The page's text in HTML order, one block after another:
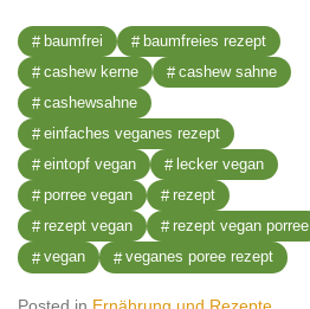
baumfrei
baumfreies rezept
cashew kerne
cashew sahne
cashewsahne
einfaches veganes rezept
eintopf vegan
lecker vegan
porree vegan
rezept
rezept vegan
rezept vegan porree
vegan
veganes poree rezept
Posted in Ernährung und Rezepte